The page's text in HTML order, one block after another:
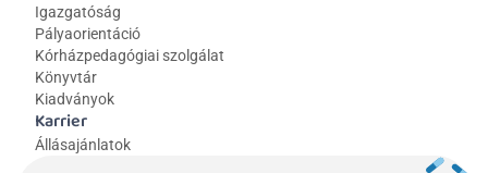
Igazgatóság
Pályaorientáció
Kórházpedagógiai szolgálat
Könyvtár
Kiadványok
Karrier
Állásajánlatok